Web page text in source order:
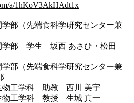
a/1hKoV3AkHAdt1x
学部（先端食科学研究センター兼
学部 学生 坂西 あさひ・松田
学部（先端食科学研究センター兼
物工学科 助教 西川 美宇
物工学科 教授 生城 真一